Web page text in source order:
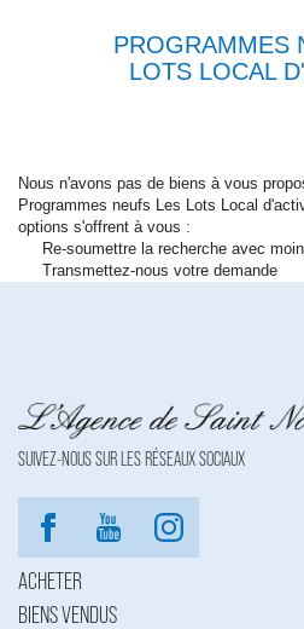
PROGRAMMES
LOTS LOCAL
Nous n'avons pas de biens à vous
Programmes neufs Les Lots Local
options s'offrent à vous :
Re-soumettre la recherche avec
Transmettez-nous votre demande
SUIVEZ-NOUS SUR LES RÉSEAUX SOCIAUX
ACHETER
BIENS VENDUS